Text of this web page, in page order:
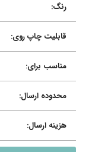
رنگ:
قابلیت چاپ روی:
مناسب برای:
محدوده ارسال:
هزینه ارسال: